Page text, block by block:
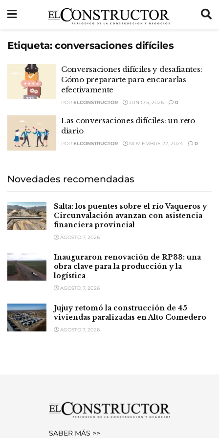
Etiqueta: conversaciones difíciles
Conversaciones difíciles y desafiantes:
Cómo prepararte para encararlas
efectivamente
POR ELCONSTRUCTOR JUNIO 5, 2026 0
Las conversaciones difíciles: un reto
diario
POR ELCONSTRUCTOR NOVIEMBRE 22, 2024 0
Novedades recomendadas
Salta: los puentes sobre el río Vaqueros y
Circunvalación avanzan con asistencia
financiera provincial
AGOSTO 7, 2026
Inauguraron renovación de RP33: una
obra clave para la producción y la
logística
AGOSTO 7, 2026
Jujuy retomó la construcción de 45
viviendas paralizadas en Alto Comedero
AGOSTO 7, 2026
SABER MÁS >>